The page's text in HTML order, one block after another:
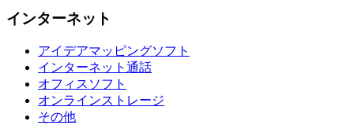
インターネット
アイデアマッピングソフト
インターネット通話
オフィスソフト
オンラインストレージ
その他